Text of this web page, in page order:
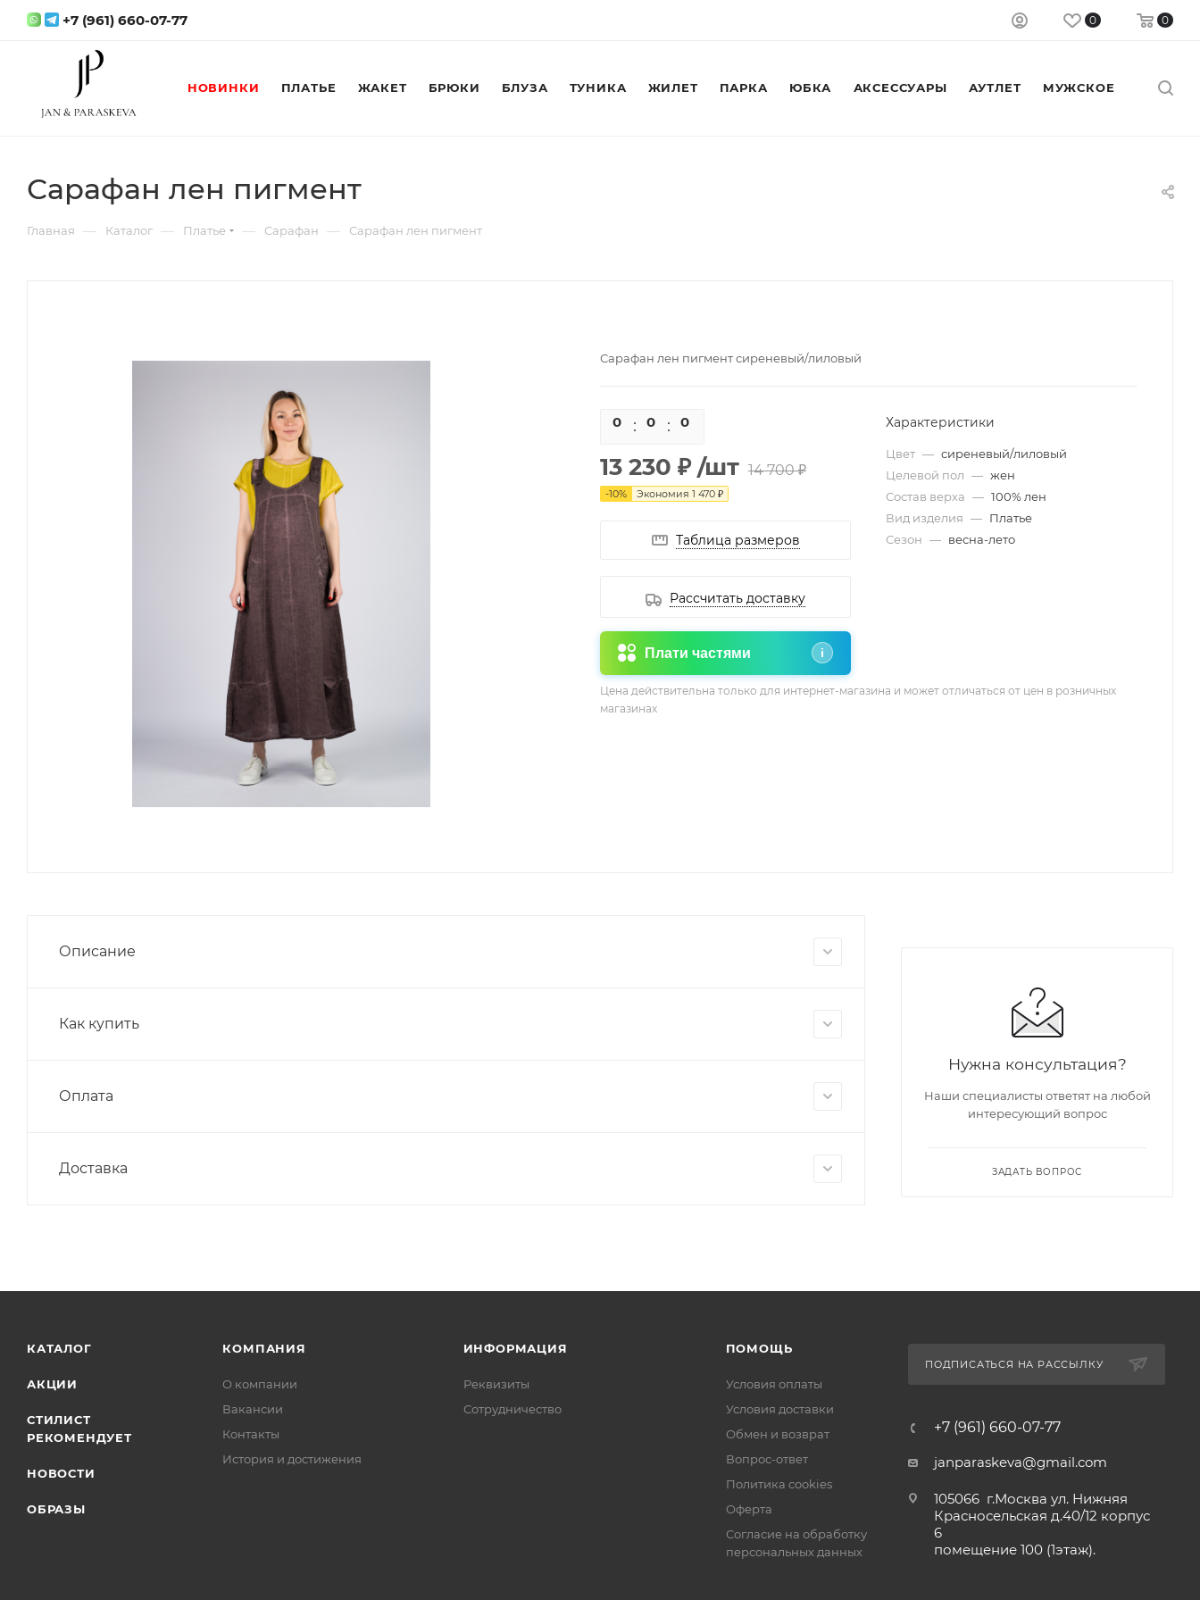
+7 (961) 660-07-77 0 0
НОВИНКИ ПЛАТЬЕ ЖАКЕТ БРЮКИ БЛУЗА ТУНИКА ЖИЛЕТ ПАРКА ЮБКА АКСЕССУАРЫ АУТЛЕТ МУЖСКОЕ
Сарафан лен пигмент
Главная — Каталог — Платье — Сарафан — Сарафан лен пигмент
Сарафан лен пигмент сиреневый/лиловый
0 0 0
13 230 ₽ /шт 14 700 ₽
-10% Экономия 1 470 ₽
Таблица размеров
Рассчитать доставку
Плати частями i
Характеристики
Цвет — сиреневый/лиловый
Целевой пол — жен
Состав верха — 100% лен
Вид изделия — Платье
Сезон — весна-лето
Цена действительна только для интернет-магазина и может отличаться от цен в розничных
магазинах
Описание
Как купить
Оплата
Доставка
Нужна консультация?
Наши специалисты ответят на любой
интересующий вопрос
ЗАДАТЬ ВОПРОС
КАТАЛОГ
АКЦИИ
СТИЛИСТ
РЕКОМЕНДУЕТ
НОВОСТИ
ОБРАЗЫ
КОМПАНИЯ
О компании
Вакансии
Контакты
История и достижения
ИНФОРМАЦИЯ
Реквизиты
Сотрудничество
ПОМОЩЬ
Условия оплаты
Условия доставки
Обмен и возврат
Вопрос-ответ
Политика cookies
Оферта
Согласие на обработку
персональных данных
ПОДПИСАТЬСЯ НА РАССЫЛКУ
+7 (961) 660-07-77
janparaskeva@gmail.com
105066 г.Москва ул. Нижняя
Красносельская д.40/12 корпус
6
помещение 100 (1этаж).